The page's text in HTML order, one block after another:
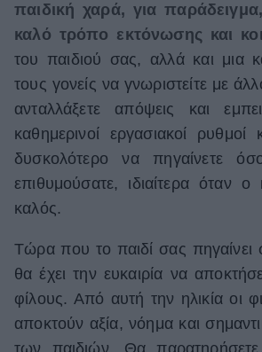
Αφιερώματα
ΒΟΞ
Χωρίς Ταμπέλες
Hautes Grecians
παιδική χαρά, για
καλό τρόπο εκτόνωσης και
του παιδιού σας, αλλά και μια
τους γονείς να γνωριστείτε με
ανταλλάξετε απόψεις και
καθημερινοί εργασιακοί ρυθμοί
δυσκολότερο να πηγαίνετε
επιθυμούσατε, ιδιαίτερα όταν ο
καλός.
Τώρα που το παιδί σας πηγαίνει
θα έχει την ευκαιρία να
φίλους. Από αυτή την ηλικία οι
αποκτούν αξία, νόημα και